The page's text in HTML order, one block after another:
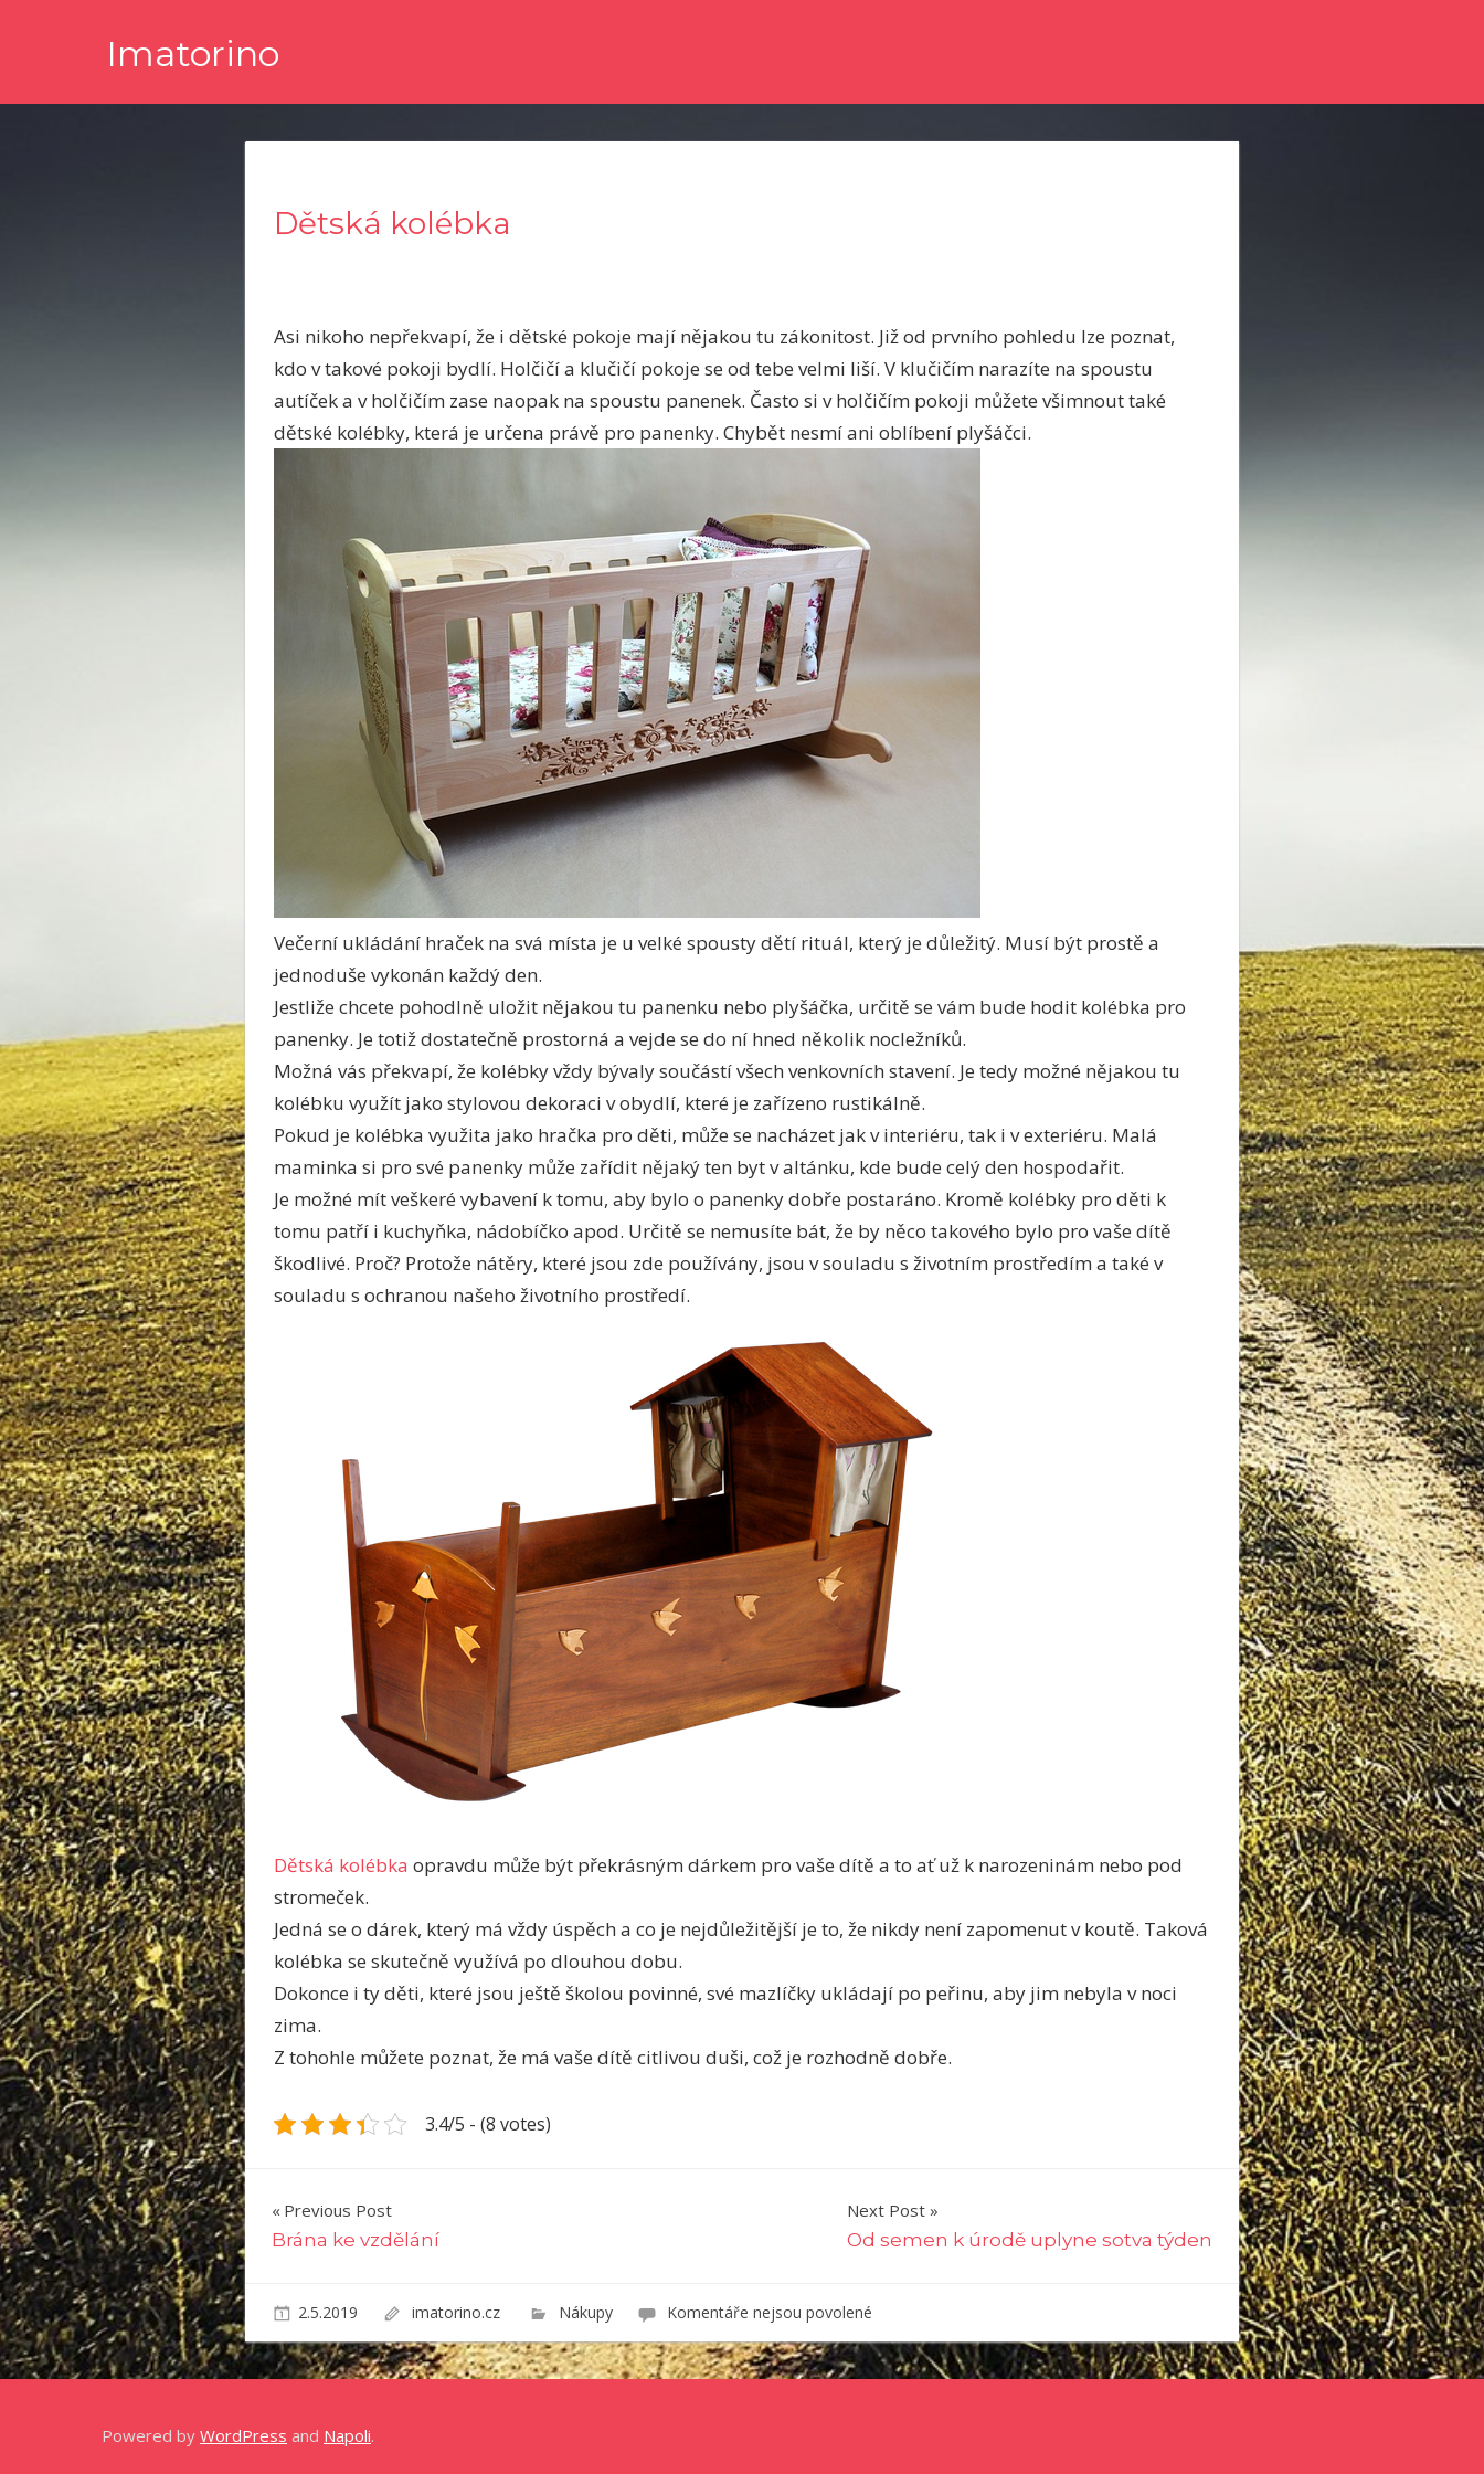
Imatorino
Dětská kolébka
Asi nikoho nepřekvapí, že i dětské pokoje mají nějakou tu zákonitost. Již od prvního pohledu lze poznat,
kdo v takové pokoji bydlí. Holčičí a klučičí pokoje se od tebe velmi liší. V klučičím narazíte na spoustu
autíček a v holčičím zase naopak na spoustu panenek. Často si v holčičím pokoji můžete všimnout také
dětské kolébky, která je určena právě pro panenky. Chybět nesmí ani oblíbení plyšáčci.
Večerní ukládání hraček na svá místa je u velké spousty dětí rituál, který je důležitý. Musí být prostě a
jednoduše vykonán každý den.
Jestliže chcete pohodlně uložit nějakou tu panenku nebo plyšáčka, určitě se vám bude hodit kolébka pro
panenky. Je totiž dostatečně prostorná a vejde se do ní hned několik nocležníků.
Možná vás překvapí, že kolébky vždy bývaly součástí všech venkovních stavení. Je tedy možné nějakou tu
kolébku využít jako stylovou dekoraci v obydlí, které je zařízeno rustikálně.
Pokud je kolébka využita jako hračka pro děti, může se nacházet jak v interiéru, tak i v exteriéru. Malá
maminka si pro své panenky může zařídit nějaký ten byt v altánku, kde bude celý den hospodařit.
Je možné mít veškeré vybavení k tomu, aby bylo o panenky dobře postaráno. Kromě kolébky pro děti k
tomu patří i kuchyňka, nádobíčko apod. Určitě se nemusíte bát, že by něco takového bylo pro vaše dítě
škodlivé. Proč? Protože nátěry, které jsou zde používány, jsou v souladu s životním prostředím a také v
souladu s ochranou našeho životního prostředí.
Dětská kolébka opravdu může být překrásným dárkem pro vaše dítě a to ať už k narozeninám nebo pod
stromeček.
Jedná se o dárek, který má vždy úspěch a co je nejdůležitější je to, že nikdy není zapomenut v koutě. Taková
kolébka se skutečně využívá po dlouhou dobu.
Dokonce i ty děti, které jsou ještě školou povinné, své mazlíčky ukládají po peřinu, aby jim nebyla v noci
zima.
Z tohohle můžete poznat, že má vaše dítě citlivou duši, což je rozhodně dobře.
3.4/5 - (8 votes)
Navigace
příspěvek
Previous Post
Brána ke vzdělání
Next Post
Od semen k úrodě uplyne sotva týden
2.5.2019 imatorino.cz Nákupy Komentáře nejsou povolené
textu
s
Powered by WordPress and Napoli.